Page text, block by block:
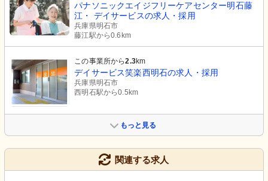
パナソニックエイジフリーケアセンター明石藤
江・ デイサービスの求人・採用
兵庫県明石市
藤江駅から0.6km
この事業所から2.3km
デイサービス笑楽西明石の求人・採用
兵庫県明石市
西明石駅から0.5km
もっと見る
関連する求人